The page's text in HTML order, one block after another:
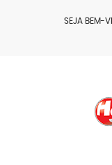
SEJA BEM-